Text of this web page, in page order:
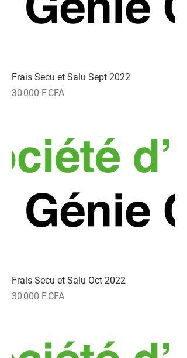
Frais Secu et Salu Sept 2022
Prix
30 000 F CFA
Frais Secu et Salu Oct 2022
Prix
30 000 F CFA